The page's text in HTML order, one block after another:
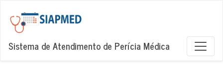
Sistema de Atendimento de Perícia Médica